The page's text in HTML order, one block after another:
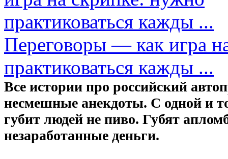
Переговоры — как игра
практиковаться кажды ...
Все истории про российский
несмешные анекдоты. С одной и
губит людей не пиво. Губят
незаработанные деньги.